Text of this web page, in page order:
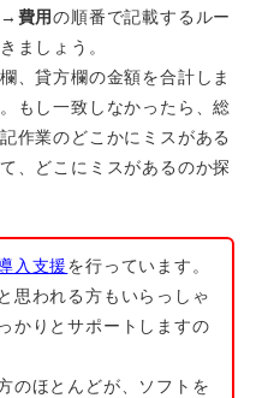
→ 費用の順番で記載するルー
ましょう。
、貸方欄の金額を合計しま
もし一致しなかったら、総
作業のどこかにミスがある
、どこにミスがあるのか探
入支援を行っています。
思われる方もいらっしゃ
かりとサポートしますの
のほとんどが、ソフトを